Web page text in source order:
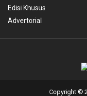
Edisi Khusus
Advertorial
Copyright ©